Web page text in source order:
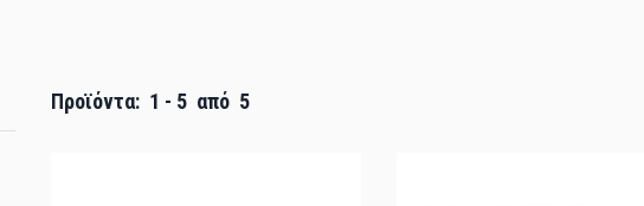
Προϊόντα: 1 - 5 από 5